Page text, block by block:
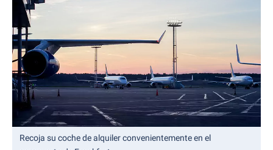
Recoja su coche de alquiler convenientemente en el